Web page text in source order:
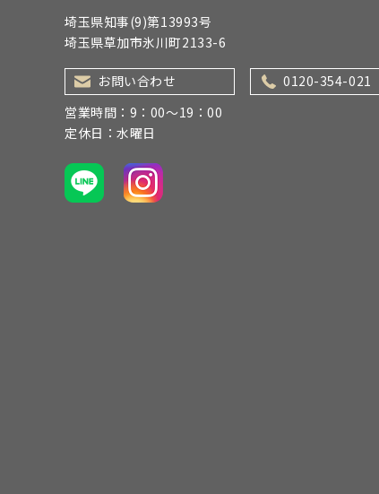
埼玉県知事(9)第13993号
埼玉県草加市氷川町2133-6
お問い合わせ
0120-354-021
営業時間：9：00～19：00
定休日：水曜日